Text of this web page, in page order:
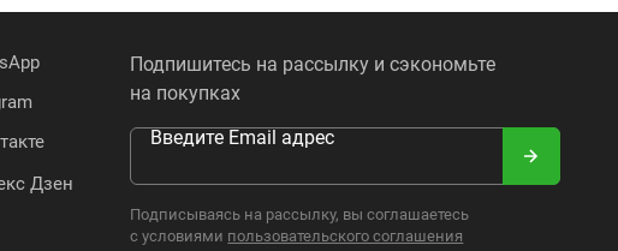
Дзен
Подпишитесь на рассылку и сэкономьте
на покупках
Введите Email адрес
Подписываясь на рассылку, вы соглашаетесь
с условиями пользовательского соглашения